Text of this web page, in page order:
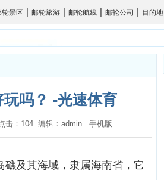
轮景区 | 邮轮旅游 | 邮轮航线 | 邮轮公司 | 目的地
吗？ -光速体育
击：104 编辑：admin 手机版
及其海域，隶属海南省，它